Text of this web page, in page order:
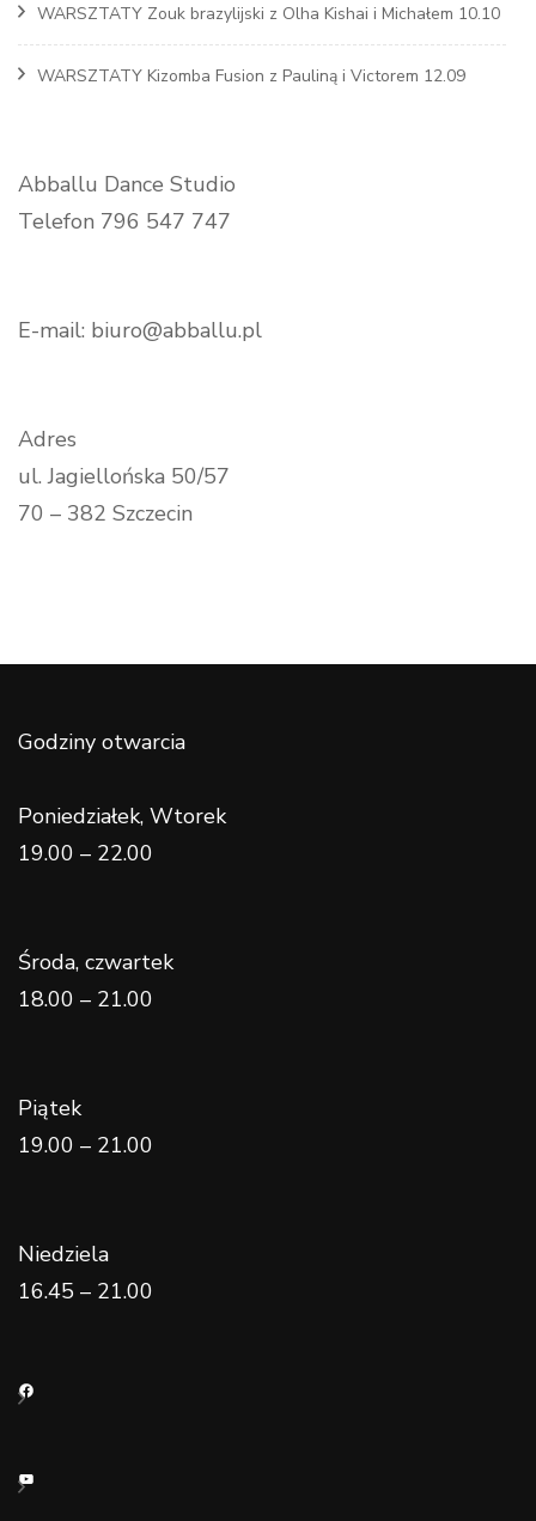
WARSZTATY Zouk brazylijski z Olha Kishai i Michałem 10.10
WARSZTATY Kizomba Fusion z Pauliną i Victorem 12.09
Abballu Dance Studio
Telefon 796 547 747
E-mail: biuro@abballu.pl
Adres
ul. Jagiellońska 50/57
70 – 382 Szczecin
Godziny otwarcia
Poniedziałek, Wtorek
19.00 – 22.00
Środa, czwartek
18.00 – 21.00
Piątek
19.00 – 21.00
Niedziela
16.45 – 21.00
Facebook
YouTube